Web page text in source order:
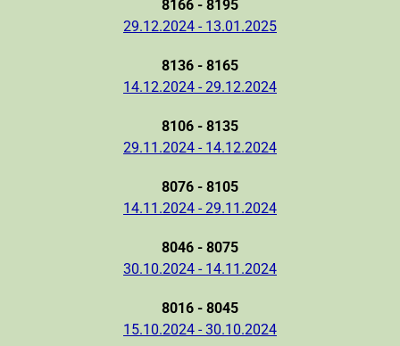
8166 - 8195
29.12.2024 - 13.01.2025
8136 - 8165
14.12.2024 - 29.12.2024
8106 - 8135
29.11.2024 - 14.12.2024
8076 - 8105
14.11.2024 - 29.11.2024
8046 - 8075
30.10.2024 - 14.11.2024
8016 - 8045
15.10.2024 - 30.10.2024